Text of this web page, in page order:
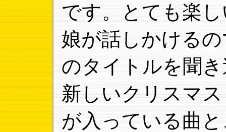
です。とても楽
娘が話しかける
のタイトルを聞
新しいクリスマ
が入っている曲